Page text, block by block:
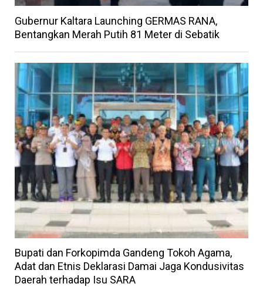
Gubernur Kaltara Launching GERMAS RANA,
Bentangkan Merah Putih 81 Meter di Sebatik
Bupati dan Forkopimda Gandeng Tokoh Agama,
Adat dan Etnis Deklarasi Damai Jaga Kondusivitas
Daerah terhadap Isu SARA